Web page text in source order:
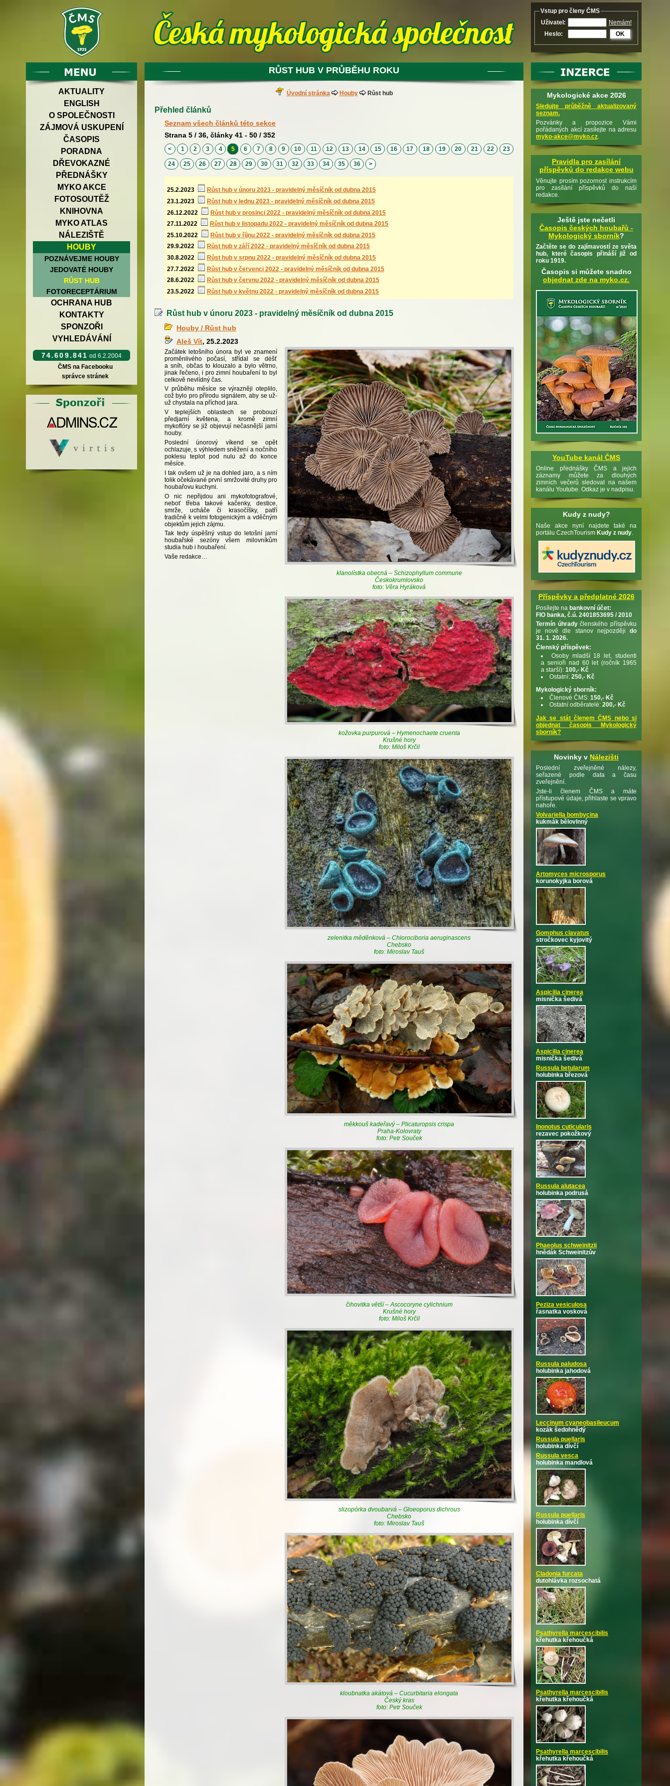
AKTUALITY
ENGLISH
O SPOLEČNOSTI
ZÁJMOVÁ USKUPENÍ
ČASOPIS
PORADNA
DŘEVOKAZNÉ
PŘEDNÁŠKY
MYKO AKCE
FOTOSOUTĚŽ
KNIHOVNA
MYKO ATLAS
NÁLEZIŠTĚ
HOUBY
POZNÁVEJME HOUBY
JEDOVATÉ HOUBY
RŮST HUB
FOTORECEPTÁRIUM
OCHRANA HUB
KONTAKTY
SPONZOŘI
VYHLEDÁVÁNÍ
74.609.841 od 6.2.2004
ČMS na Facebooku
správce stránek
RŮST HUB V PRŮBĚHU ROKU
Úvodní stránka Houby Růst hub
Přehled článků
Seznam všech článků této sekce
Strana 5 / 36, články 41 - 50 / 352
< 1 2 3 4 5 6 7 8 9 10 11 12 13 14 15 16 17 18 19 20 21 22 23
24 25 26 27 28 29 30 31 32 33 34 35 36 >
25.2.2023
Růst hub v únoru 2023 - pravidelný měsíčník od dubna 2015
23.1.2023
Růst hub v lednu 2023 - pravidelný měsíčník od dubna 2015
26.12.2022
Růst hub v prosinci 2022 - pravidelný měsíčník od dubna 2015
27.11.2022
Růst hub v listopadu 2022 - pravidelný měsíčník od dubna 2015
25.10.2022
Růst hub v říjnu 2022 - pravidelný měsíčník od dubna 2015
29.9.2022
Růst hub v září 2022 - pravidelný měsíčník od dubna 2015
30.8.2022
Růst hub v srpnu 2022 - pravidelný měsíčník od dubna 2015
27.7.2022
Růst hub v červenci 2022 - pravidelný měsíčník od dubna 2015
28.6.2022
Růst hub v červnu 2022 - pravidelný měsíčník od dubna 2015
23.5.2022
Růst hub v květnu 2022 - pravidelný měsíčník od dubna 2015
Růst hub v únoru 2023 - pravidelný měsíčník od dubna 2015
Houby / Růst hub
Aleš Vít, 25.2.2023
klanolístka obecná – Schizophyllum commune
Českokrumlovsko
foto: Věra Hyráková
kožovka purpurová – Hymenochaete cruenta
Krušné hory
foto: Miloš Krčil
zelenitka měděnková – Chlorociboria aeruginascens
Chebsko
foto: Miroslav Tauš
měkkouš kadeřavý – Plicaturopsis crispa
Praha-Kolovraty
foto: Petr Souček
čihovitka větší – Ascocoryne cylichnium
Krušné hory
foto: Miloš Krčil
slizopórka dvoubarvá – Gloeoporus dichrous
Chebsko
foto: Miroslav Tauš
kloubnatka akátová – Cucurbitaria elongata
Český kras
foto: Petr Souček
Začátek letošního února byl ve znamení
proměnlivého počasí, střídal se déšť
a sníh, občas to klouzalo a bylo větrno,
jinak řečeno, i pro zimní houbaření to byl
celkově nevlídný čas.
V průběhu měsíce se výrazněji oteplilo,
což bylo pro přírodu signálem, aby se už-
už chystala na příchod jara.
V teplejších oblastech se probouzí
předjarní květena, a kromě zimní
mykoflóry se již objevují nečasnější jarní
houby.
Poslední únorový víkend se opět
ochlazuje, s výhledem sněžení a nočního
poklesu teplot pod nulu až do konce
měsíce.
I tak ovšem už je na dohled jaro, a s ním
tolik očekávané první smržovité druhy pro
houbařovu kuchyni.
O nic nepřijdou ani mykofotografové,
neboť třeba takové kačenky, destice,
smrže, ucháče či krasočíšky, patří
tradičně k velmi fotogenickým a vděčným
objektům jejich zájmu.
Tak tedy úspěšný vstup do letošní jarní
houbařské sezóny všem milovníkům
studia hub i houbaření.
Vaše redakce…
Vstup pro členy ČMS
Uživatel:
Nemám!
Heslo:
OK
Mykologické akce 2026
Sledujte průběžně aktualizovaný
seznam.
Pozvánky a propozice Vámi
pořádaných akcí zasílejte na adresu
myko-akce@myko.cz.
Pravidla pro zasílání
příspěvků do redakce webu
Věnujte prosím pozornost instrukcím
pro zasílání příspěvků do naší
redakce.
Ještě jste nečetli
Časopis českých houbařů -
Mykologický sborník?
Začtěte se do zajímavostí ze světa
hub, které časopis přináší již od
roku 1919.
Časopis si můžete snadno
objednat zde na myko.cz.
YouTube kanál ČMS
Online přednášky ČMS a jejich
záznamy můžete za dlouhých
zimních večerů sledovat na našem
kanálu Youtube. Odkaz je v nadpisu.
Kudy z nudy?
Naše akce nyní najdete také na
portálu CzechTourism Kudy z nudy
Příspěvky a předplatné 2026
Posílejte na bankovní účet:
FIO banka, č.ú. 2401853695 / 2010
Termín úhradyčlenského příspěvku
je nově dle stanov nejpozději do
31. 1. 2026.
Členský příspěvek:
Osoby mladší 18 let, studenti
a senioři nad 60 let (ročník 1965
a starší): 100,- Kč
Ostatní: 250,- Kč
Mykologický sborník:
Členové ČMS: 150,- Kč
Ostatní odběratelé: 200,- Kč
Jak se stát členem ČMS nebo si
objednat časopis Mykologický
sborník?
Novinky v Nálezišti
Poslední zveřejněné nálezy,
seřazené podle data a času
zveřejnění.
Jste-li členem ČMS a máte
přístupové údaje, přihlaste se vpravo
nahoře.
Volvariella bombycina
kukmák bělovlnný
Artomyces microsporus
korunokyjka borová
Gomphus clavatus
stročkovec kyjovitý
Aspicilia cinerea
misnička šedivá
Aspicilia cinerea
misnička šedivá
Russula betularum
holubinka březová
Inonotus cuticularis
rezavec pokožkový
Russula alutacea
holubinka podrusá
Phaeolus schweinitzii
hnědák Schweinitzův
Peziza vesiculosa
řasnatka vosková
Russula paludosa
holubinka jahodová
Leccinum cyaneobasileucum
kozák šedohnědý
Russula puellaris
holubinka dívčí
Russula vesca
holubinka mandlová
Russula puellaris
holubinka dívčí
Cladonia furcata
dutohlávka rozsochatá
Psathyrella marcescibilis
křehutka křehoučká
Psathyrella marcescibilis
křehutka křehoučká
Psathyrella marcescibilis
křehutka křehoučká